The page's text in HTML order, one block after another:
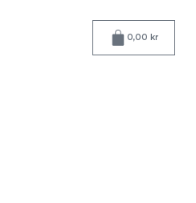
0,00 kr
Varukorg